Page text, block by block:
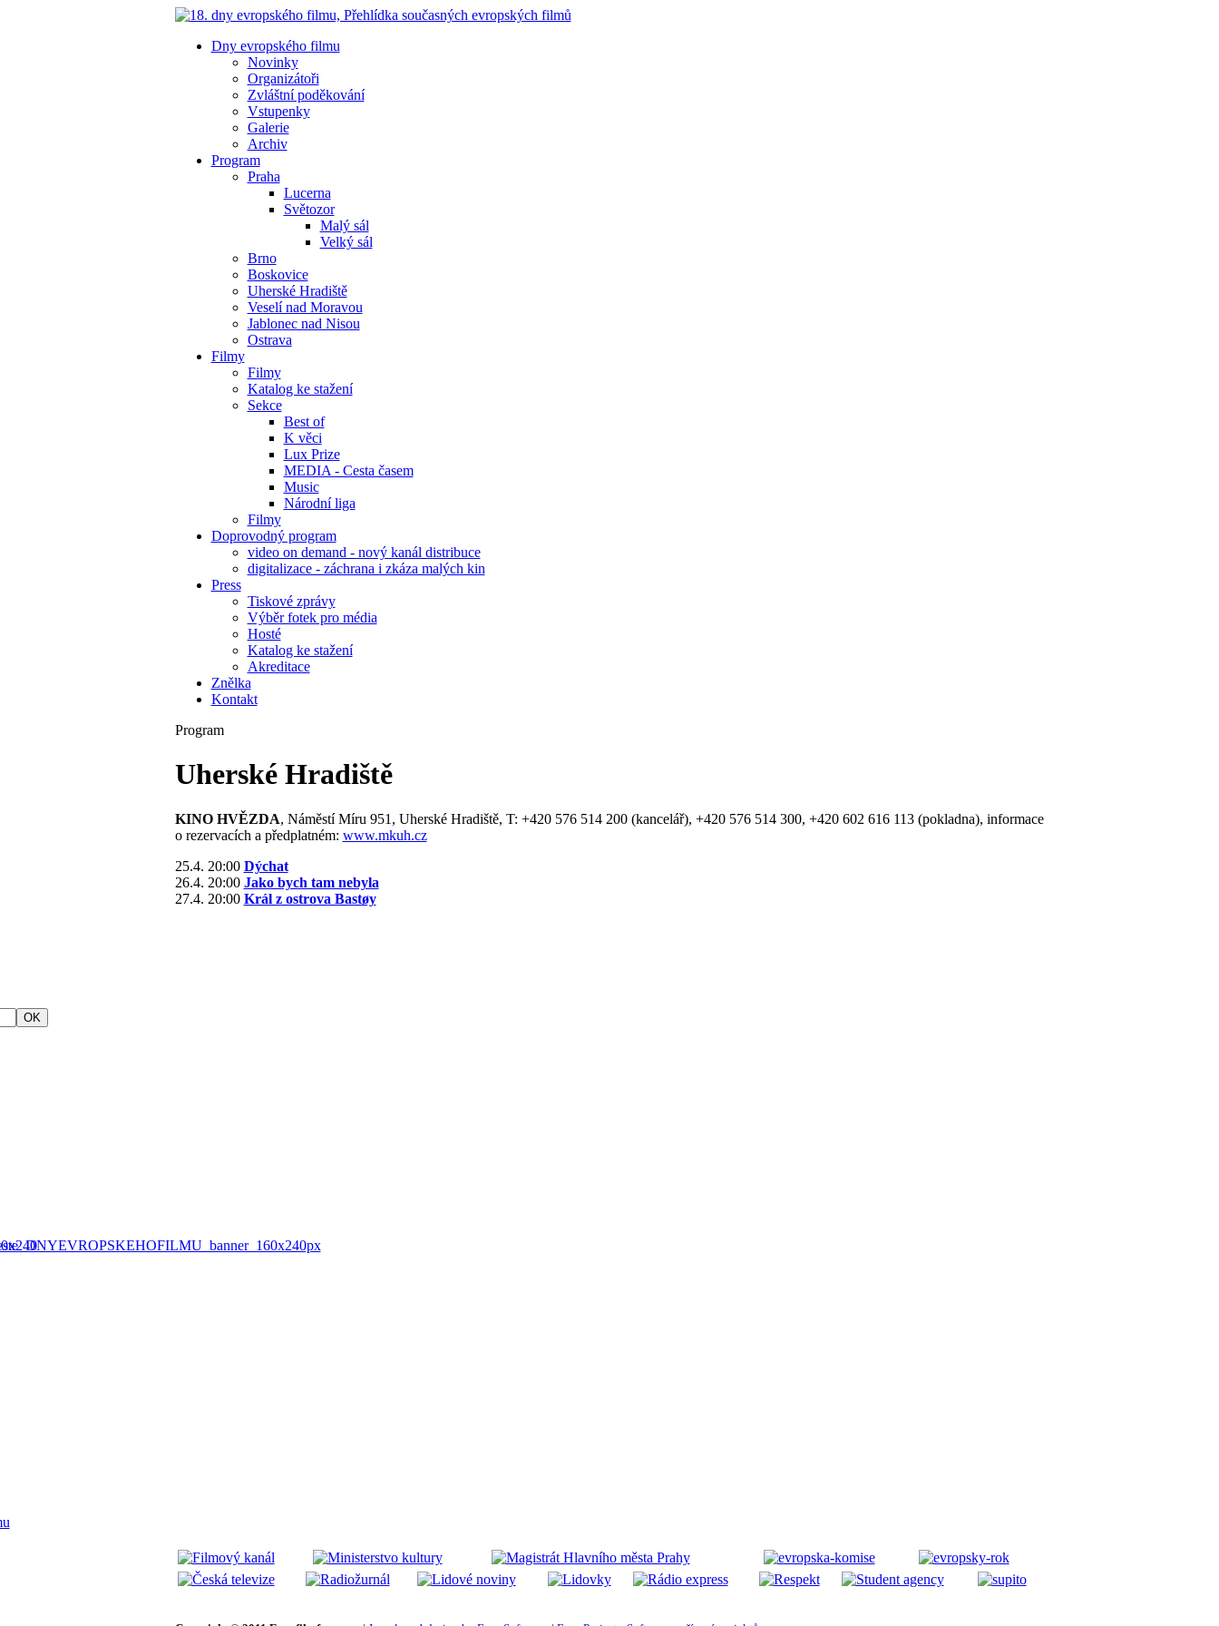
Dny evropského filmu
Novinky
Organizátoři
Zvláštní poděkování
Vstupenky
Galerie
Archiv
Program
Praha
Lucerna
Světozor
Malý sál
Velký sál
Brno
Boskovice
Uherské Hradiště
Veselí nad Moravou
Jablonec nad Nisou
Ostrava
Filmy
Filmy
Katalog ke stažení
Sekce
Best of
K věci
Lux Prize
MEDIA - Cesta časem
Music
Národní liga
Filmy
Doprovodný program
video on demand - nový kanál distribuce
digitalizace - záchrana i zkáza malých kin
Press
Tiskové zprávy
Výběr fotek pro média
Hosté
Katalog ke stažení
Akreditace
Znělka
Kontakt
Program
Uherské Hradiště
KINO HVĚZDA, Náměstí Míru 951, Uherské Hradiště, T: +420 576 514 200 (kancelář), +420 576 514 300, +420 602 616 113 (pokladna), informace
o rezervacích a předplatném: www.mkuh.cz
25.4. 20:00 Dýchat
26.4. 20:00 Jako bych tam nebyla
27.4. 20:00 Král z ostrova Bastøy